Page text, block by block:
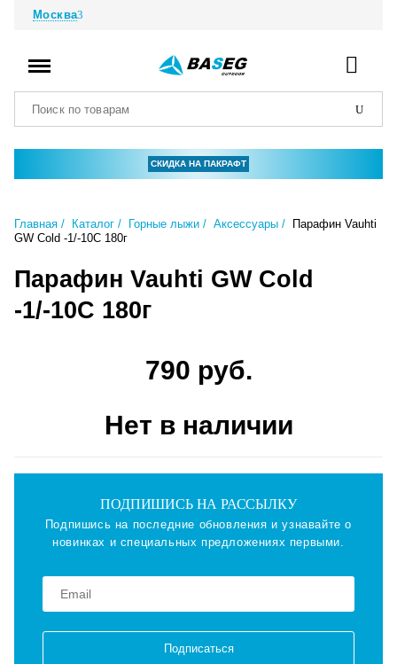
Москва
СКИДКА НА ПАКРАФТ
Главная Каталог Горные лыжи Аксессуары
Парафин Vauhti
GW Cold -1/-10С 180г
Парафин Vauhti GW Cold
-1/-10С 180г
790 руб.
Нет в наличии
ПОДПИШИСЬ НА РАССЫЛКУ
Подпишись на последние обновления и узнавайте о
новинках и специальных предложениях первыми.
Подписаться